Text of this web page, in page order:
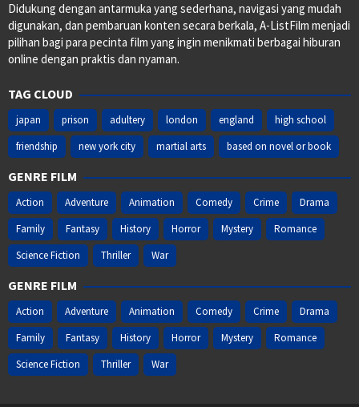
Didukung dengan antarmuka yang sederhana, navigasi yang mudah
digunakan, dan pembaruan konten secara berkala, A-ListFilm menjadi
pilihan bagi para pecinta film yang ingin menikmati berbagai hiburan
online dengan praktis dan nyaman.
TAG CLOUD
japan prison adultery london england
high school
friendship
new york city martial arts based on novel or book
GENRE FILM
Action Adventure Animation Comedy Crime
Drama
Family
Fantasy History Horror Mystery
Romance
Science Fiction
Thriller War
GENRE FILM
Action Adventure Animation Comedy Crime
Drama
Family
Fantasy History Horror Mystery
Romance
Science Fiction
Thriller War